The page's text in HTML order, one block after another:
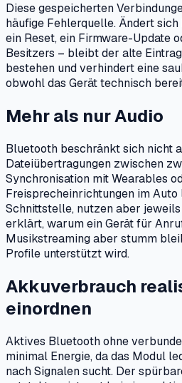
Diese gespeicherten
häufige Fehlerquelle. Ändert
ein Reset, ein Firmware-Update
Besitzers – bleibt der alte
bestehen und verhindert eine
obwohl das Gerät technisch
Mehr als nur Audio
Bluetooth beschränkt sich nicht
Dateiübertragungen zwischen
Synchronisation mit Wearables
Freisprecheinrichtungen im
Schnittstelle, nutzen aber
erklärt, warum ein Gerät für
Musikstreaming aber stumm
Profile unterstützt wird.
Akkuverbrauch
einordnen
Aktives Bluetooth ohne
minimal Energie, da das Modul
nach Signalen sucht. Der